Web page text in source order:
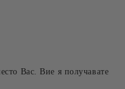
Вас. Вие я получавате